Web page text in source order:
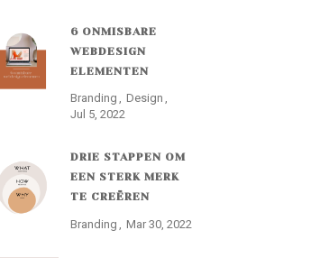
6 ONMISBARE
WEBDESIGN
ELEMENTEN
Branding
Design
Jul 5, 2022
DRIE STAPPEN OM
EEN STERK MERK
TE CREËREN
Branding Mar 30, 2022